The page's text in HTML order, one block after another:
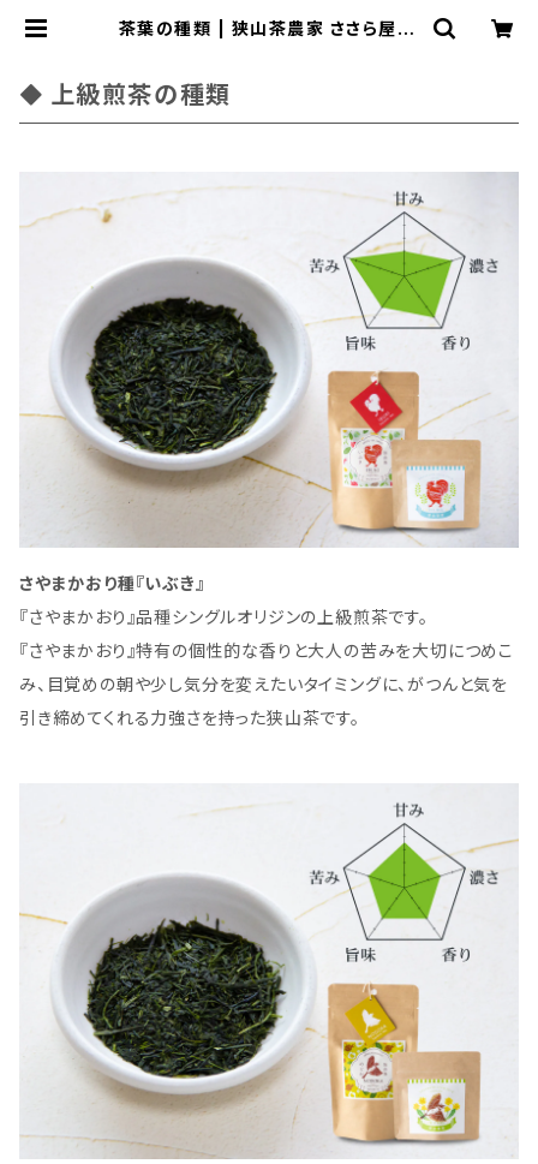
茶葉の種類 | 狭山茶農家 ささら屋（J
上級煎茶の種類
さやまかおり種『いぶき』
『さやまかおり』品種シングルオリジンの上級煎茶です。
『さやまかおり』特有の個性的な香りと大人の苦みを大切につめこ
み、目覚めの朝や少し気分を変えたいタイミングに、がつんと気を
引き締めてくれる力強さを持った狭山茶です。